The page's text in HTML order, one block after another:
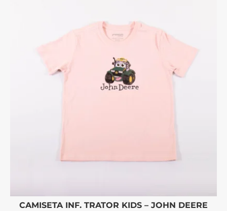
CAMISETA INF. TRATOR KIDS – JOHN DEERE